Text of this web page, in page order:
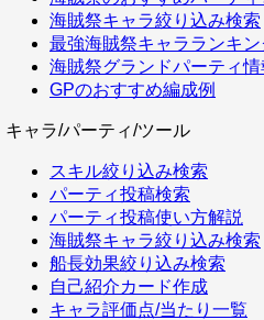
海賊祭キャラ絞り込み検索
最強海賊祭キャラランキン
海賊祭グランドパーティ情
GPのおすすめ編成例
キャラ/パーティ/ツール
スキル絞り込み検索
パーティ投稿検索
パーティ投稿使い方解説
海賊祭キャラ絞り込み検索
船長効果絞り込み検索
自己紹介カード作成
キャラ評価点/当たり一覧